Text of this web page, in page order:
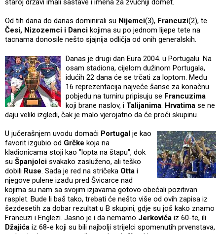
staroj državi imali sastave i imena za zvučniji domet.
Od tih dana do danas dominirali su Nijemci(3), Francuzi(2), te
Česi, Nizozemci i Danci kojima su po jednom lijepe tete na
tacnama donosile nešto sjajnija odličja od onih generalskih.
Danas je drugi dan Eura 2004. u Portugalu. Na
osam stadiona, cijelom dužinom Portugala,
idućih 22 dana će se trčati za loptom. Među
16 reprezentacija najveće šanse za konačnu
pobjedu na turniru pripisuju se Francuzima
koji brane naslov, i Talijanima. Hrvatima se ne
daju veliki izgledi, čak je malo vjerojatno da će proći skupinu.
U jučerašnjem uvodu domaći Portugal je kao
favorit izgubio od Grčke koja na
kladionicama stoji kao "lopta na štapu", dok
su Španjolci svakako zasluženo, ali teško
dobili Ruse. Sada je red na stričeka Otta i
njegove pulene izađu pred Švicarce nad
kojima su nam sa svojim izjavama gotovo obećali pozitivan
rasplet. Bude li baš tako, trebati će nešto više od ovih zapisa iz
šezdesetih za dobar rezultat u B skupini, gdje su još kako znamo
Francuzi i Englezi. Jasno je i da nemamo Jerkovića iz 60-te, ili
Džajića iz 68-e koji su bili najbolji strijelci spomenutih prvenstava,